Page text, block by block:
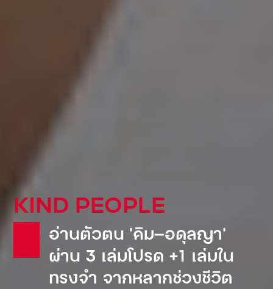
KIND PEOPLE
อ่านตัวตน ‘คิม—อดุลญา’
ผ่าน 3 เล่มโปรด +1 เล่มใน
ทรงจำ จากหลากช่วงชีวิต